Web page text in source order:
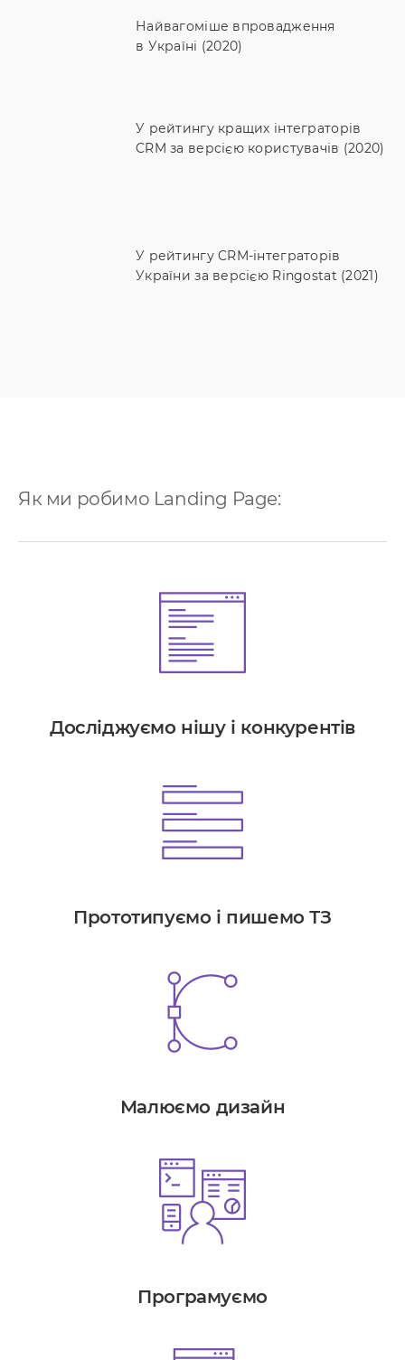
У рейтингу кращих інтеграторів
CRM за версією користувачів (2020)
Найвагоміше впровадження
в Україні (2020)
У рейтингу CRM-інтеграторів
України за версією Ringostat (2021)
Як ми робимо Landing Page:
Досліджуємо нішу і конкурентів
Прототипуємо і пишемо ТЗ
Малюємо дизайн
Програмуємо